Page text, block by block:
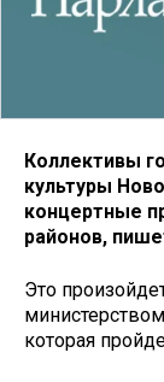
Коллективы
культуры
концертные
районов,
Это
которая